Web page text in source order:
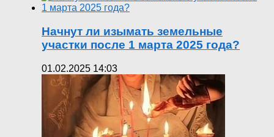
Начнут ли изымать земельные
участки после 1 марта 2025 года?
01.02.2025 14:03